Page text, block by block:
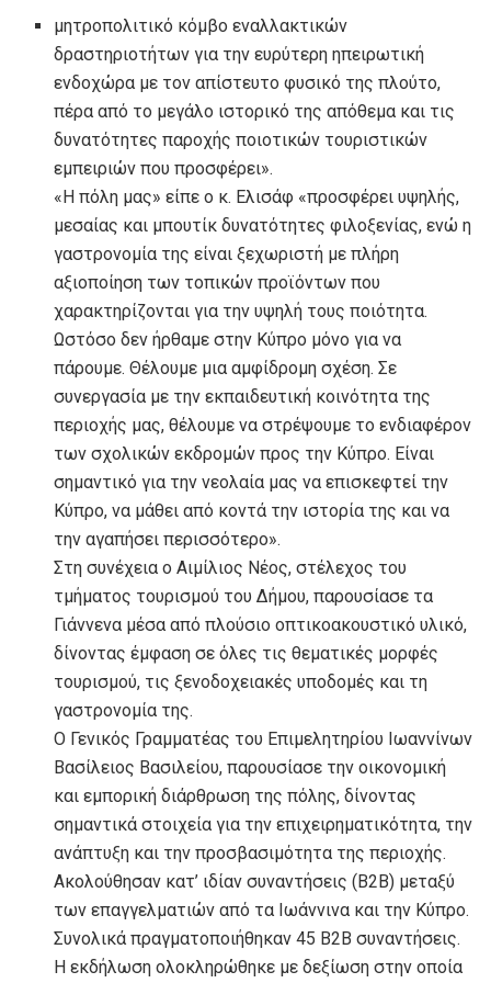
μητροπολιτικό κόμβο εναλλακτικών
δραστηριοτήτων για την ευρύτερη ηπειρωτική
ενδοχώρα με τον απίστευτο φυσικό της πλούτο,
πέρα από το μεγάλο ιστορικό της απόθεμα και τις
δυνατότητες παροχής ποιοτικών τουριστικών
εμπειριών που προσφέρει».
«Η πόλη μας» είπε ο κ. Ελισάφ «προσφέρει υψηλής,
μεσαίας και μπουτίκ δυνατότητες φιλοξενίας, ενώ η
γαστρονομία της είναι ξεχωριστή με πλήρη
αξιοποίηση των τοπικών προϊόντων που
χαρακτηρίζονται για την υψηλή τους ποιότητα.
Ωστόσο δεν ήρθαμε στην Κύπρο μόνο για να
πάρουμε. Θέλουμε μια αμφίδρομη σχέση. Σε
συνεργασία με την εκπαιδευτική κοινότητα της
περιοχής μας, θέλουμε να στρέψουμε το ενδιαφέρον
των σχολικών εκδρομών προς την Κύπρο. Είναι
σημαντικό για την νεολαία μας να επισκεφτεί την
Κύπρο, να μάθει από κοντά την ιστορία της και να
την αγαπήσει περισσότερο».
Στη συνέχεια ο Αιμίλιος Νέος, στέλεχος του
τμήματος τουρισμού του Δήμου, παρουσίασε τα
Γιάννενα μέσα από πλούσιο οπτικοακουστικό υλικό,
δίνοντας έμφαση σε όλες τις θεματικές μορφές
τουρισμού, τις ξενοδοχειακές υποδομές και τη
γαστρονομία της.
Ο Γενικός Γραμματέας του Επιμελητηρίου Ιωαννίνων
Βασίλειος Βασιλείου, παρουσίασε την οικονομική
και εμπορική διάρθρωση της πόλης, δίνοντας
σημαντικά στοιχεία για την επιχειρηματικότητα, την
ανάπτυξη και την προσβασιμότητα της περιοχής.
Ακολούθησαν κατ’ ιδίαν συναντήσεις (B2B) μεταξύ
των επαγγελματιών από τα Ιωάννινα και την Κύπρο.
Συνολικά πραγματοποιήθηκαν 45 B2B συναντήσεις.
Η εκδήλωση ολοκληρώθηκε με δεξίωση στην οποία